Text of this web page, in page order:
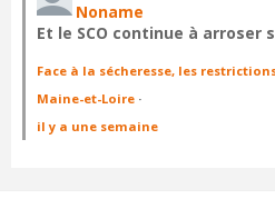
Noname
Et le SCO continue à arroser
Face à la sécheresse, les
Maine-et-Loire ·
il y a une semaine